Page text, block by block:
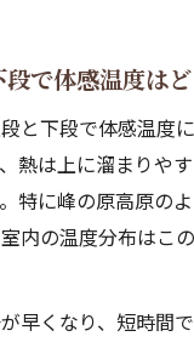
で体感温度は
と下段で体感温度
熱は上に溜まりや
特に峰の原高原の
内の温度分布はこ
早くなり、短時間